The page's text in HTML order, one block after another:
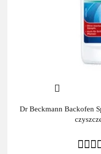
Dr Beckmann Backofen